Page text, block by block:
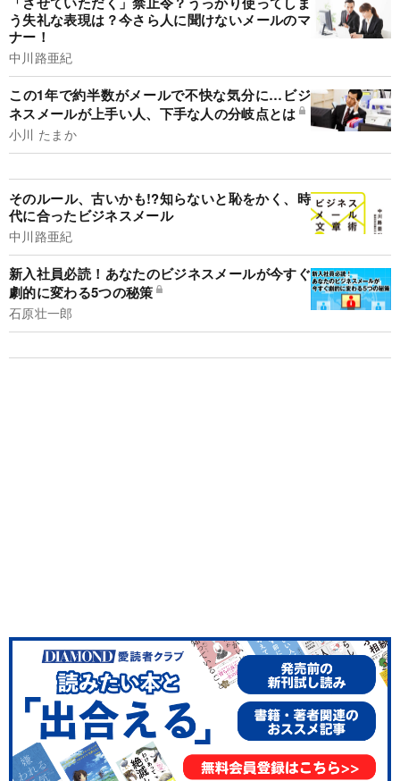
う失礼な表現は？今さら人に聞けないメールのマ
ナー！
中川路亜紀
この1年で約半数がメールで不快な気分に…ビジ
ネスメールが上手い人、下手な人の分岐点とは
小川 たまか
そのルール、古いかも!?知らないと恥をかく、時
代に合ったビジネスメール
中川路亜紀
新入社員必読！あなたのビジネスメールが今すぐ
劇的に変わる5つの秘策
石原壮一郎